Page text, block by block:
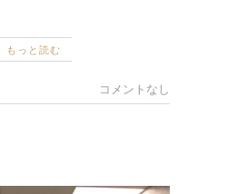
もっと読む
コメントなし